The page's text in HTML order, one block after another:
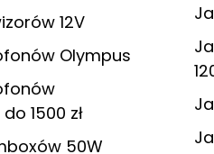
12V
Olympus
1500 zł
50W